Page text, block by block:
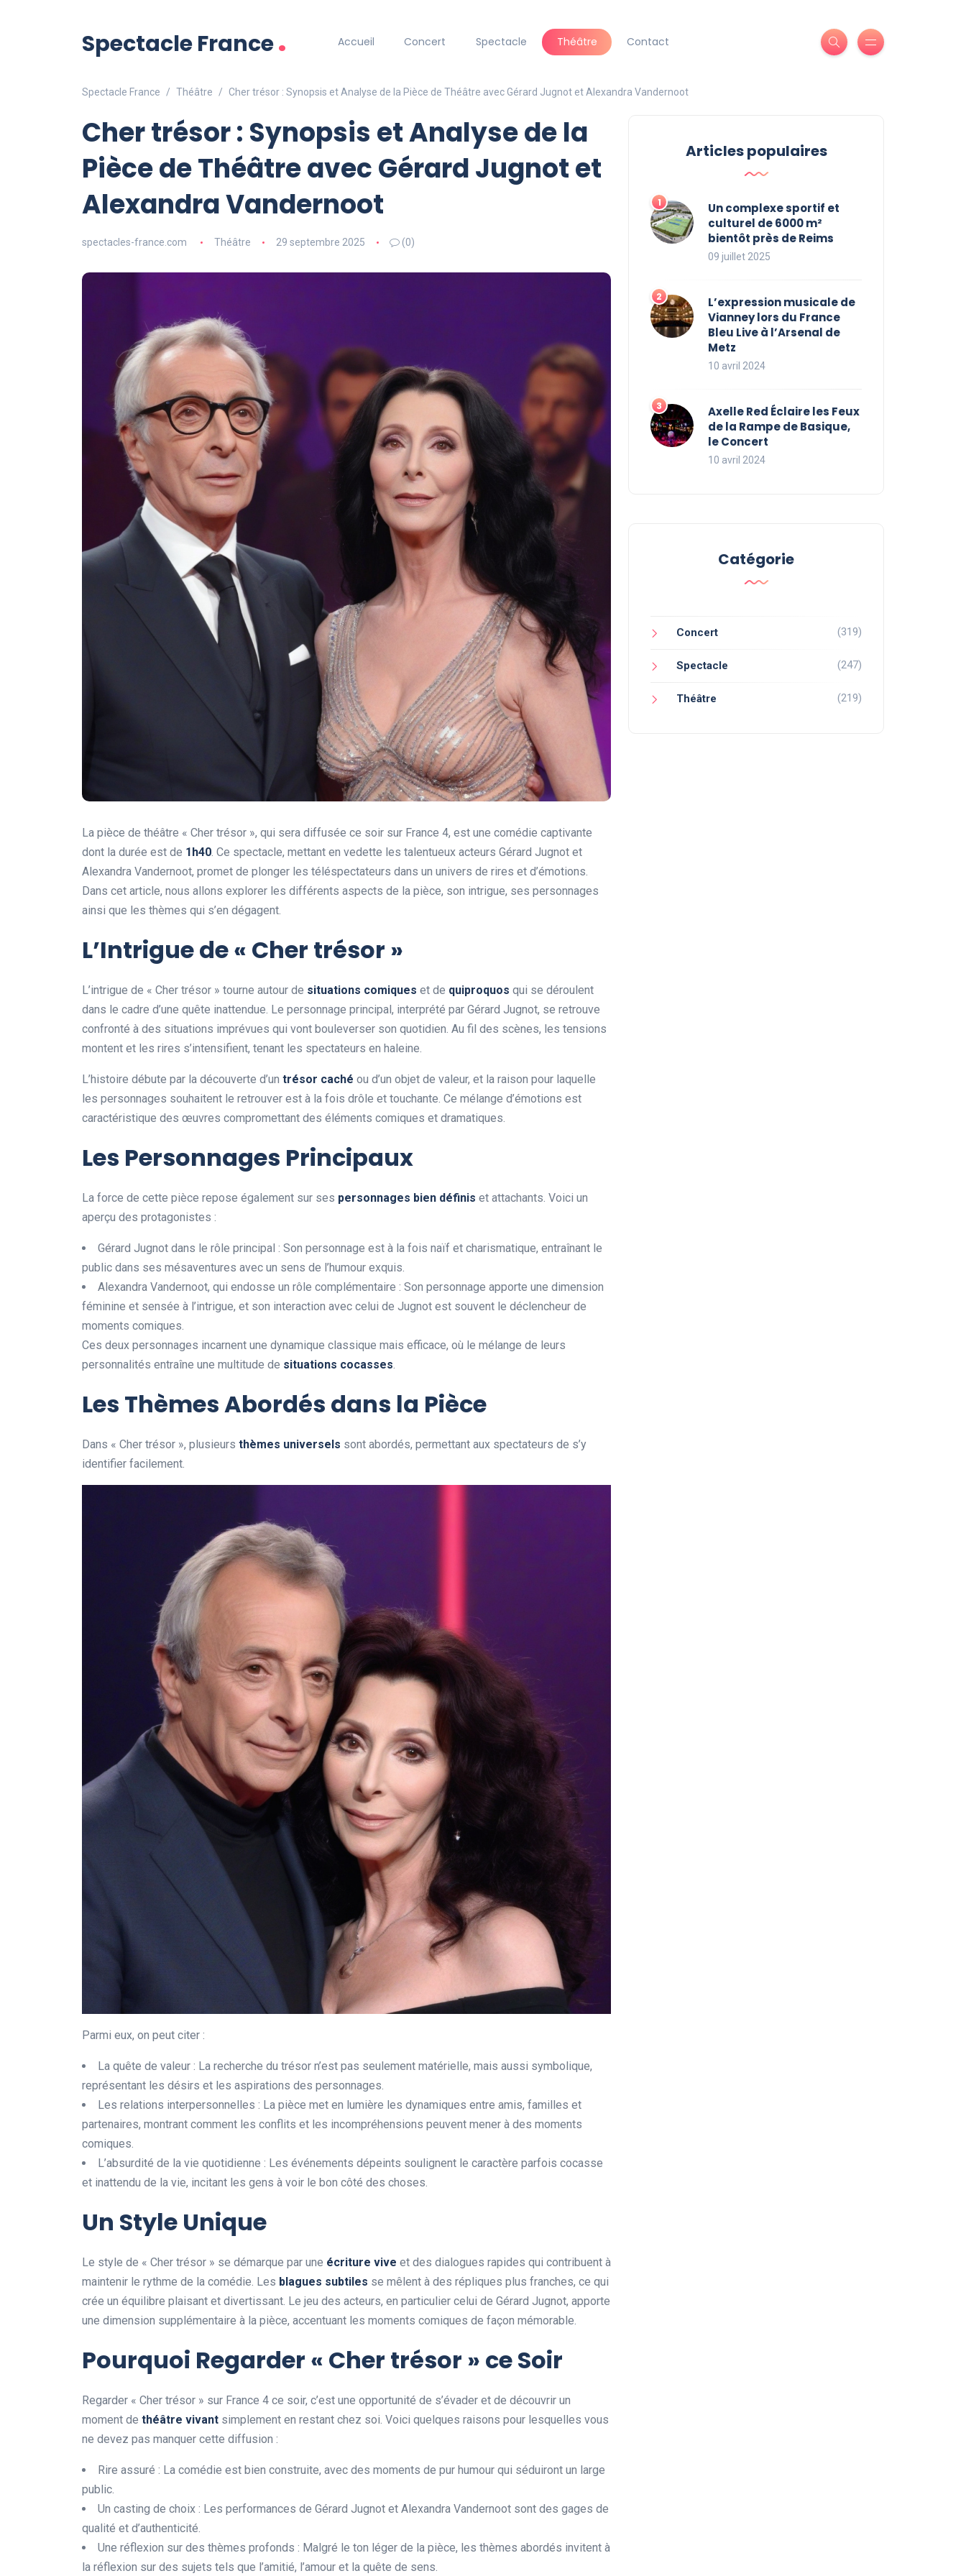
Spectacle France. Accueil Concert Spectacle Théâtre Contact
Spectacle France Théâtre Cher trésor : Synopsis et Analyse de la Pièce de Théâtre avec Gérard Jugnot et Alexandra Vandernoot
Cher trésor : Synopsis et Analyse de la
Pièce de Théâtre avec Gérard Jugnot et
Alexandra Vandernoot
spectacles-france.com Théâtre 29 septembre 2025 (0)
La pièce de théâtre « Cher trésor », qui sera diffusée ce soir sur France 4, est une comédie captivante
dont la durée est de 1h40. Ce spectacle, mettant en vedette les talentueux acteurs Gérard Jugnot et
Alexandra Vandernoot, promet de plonger les téléspectateurs dans un univers de rires et d’émotions.
Dans cet article, nous allons explorer les différents aspects de la pièce, son intrigue, ses personnages
ainsi que les thèmes qui s’en dégagent.
L’Intrigue de « Cher trésor »
L’intrigue de « Cher trésor » tourne autour de situations comiques et de quiproquos qui se déroulent
dans le cadre d’une quête inattendue. Le personnage principal, interprété par Gérard Jugnot, se retrouve
confronté à des situations imprévues qui vont bouleverser son quotidien. Au fil des scènes, les tensions
montent et les rires s’intensifient, tenant les spectateurs en haleine.
L’histoire débute par la découverte d’un trésor caché ou d’un objet de valeur, et la raison pour laquelle
les personnages souhaitent le retrouver est à la fois drôle et touchante. Ce mélange d’émotions est
caractéristique des œuvres compromettant des éléments comiques et dramatiques.
Les Personnages Principaux
La force de cette pièce repose également sur ses personnages bien défnis et attachants. Voici un
aperçu des protagonistes :
Gérard Jugnot dans le rôle principal : Son personnage est à la fois naïf et charismatique, entraînant le
public dans ses mésaventures avec un sens de l’humour exquis.
Alexandra Vandernoot, qui endosse un rôle complémentaire : Son personnage apporte une dimension
féminine et sensée à l’intrigue, et son interaction avec celui de Jugnot est souvent le déclencheur de
moments comiques.
Ces deux personnages incarnent une dynamique classique mais efficace, où le mélange de leurs
personnalités entraîne une multitude de situations cocasses.
Les Thèmes Abordés dans la Pièce
Dans « Cher trésor », plusieurs thèmes universels sont abordés, permettant aux spectateurs de s’y
identifier facilement.
Parmi eux, on peut citer :
La quête de valeur : La recherche du trésor n’est pas seulement matérielle, mais aussi symbolique,
représentant les désirs et les aspirations des personnages.
Les relations interpersonnelles : La pièce met en lumière les dynamiques entre amis, familles et
partenaires, montrant comment les conflits et les incompréhensions peuvent mener à des moments
comiques.
L’absurdité de la vie quotidienne : Les événements dépeints soulignent le caractère parfois cocasse
et inattendu de la vie, incitant les gens à voir le bon côté des choses.
Un Style Unique
Le style de « Cher trésor » se démarque par une écriture vive et des dialogues rapides qui contribuent à
maintenir le rythme de la comédie. Les blagues subtiles se mêlent à des répliques plus franches, ce qui
crée un équilibre plaisant et divertissant. Le jeu des acteurs, en particulier celui de Gérard Jugnot, apporte
une dimension supplémentaire à la pièce, accentuant les moments comiques de façon mémorable.
Pourquoi Regarder « Cher trésor » ce Soir
Regarder « Cher trésor » sur France 4 ce soir, c’est une opportunité de s’évader et de découvrir un
moment de théâtre vivant simplement en restant chez soi. Voici quelques raisons pour lesquelles vous
ne devez pas manquer cette diffusion :
Rire assuré : La comédie est bien construite, avec des moments de pur humour qui séduiront un large
public.
Un casting de choix : Les performances de Gérard Jugnot et Alexandra Vandernoot sont des gages de
qualité et d’authenticité.
Une réflexion sur des thèmes profonds : Malgré le ton léger de la pièce, les thèmes abordés invitent à
la réflexion sur des sujets tels que l’amitié, l’amour et la quête de sens.
Articles populaires
Un complexe sportif et
culturel de 6000 m²
bientôt près de Reims
09 juillet 2025
L’expression musicale de
Vianney lors du France
Bleu Live à l’Arsenal de
Metz
10 avril 2024
Axelle Red Éclaire les Feux
de la Rampe de Basique,
le Concert
10 avril 2024
Catégorie
Concert (319)
Spectacle (247)
Théâtre (219)